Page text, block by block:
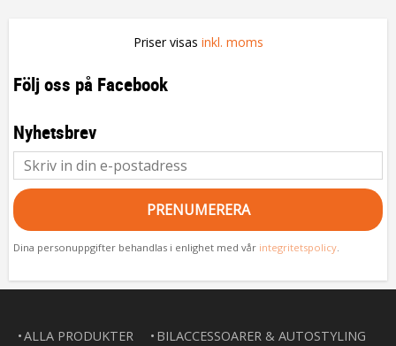
Priser visas inkl. moms
Följ oss på Facebook
Nyhetsbrev
PRENUMERERA
Dina personuppgifter behandlas i enlighet med vår integritetspolicy.
ALLA PRODUKTER
BILACCESSOARER & AUTOSTYLING